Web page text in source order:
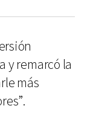
y remarcó la
más